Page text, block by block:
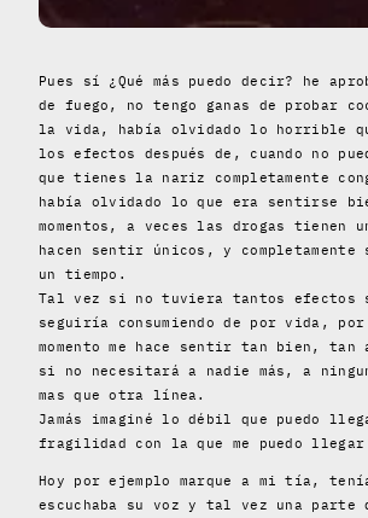
Pues sí ¿Qué más puedo decir? he
de fuego, no tengo ganas de probar
la vida, había olvidado lo horrible
los efectos después de, cuando no
que tienes la nariz completamente
había olvidado lo que era sentirse
momentos, a veces las drogas tienen
hacen sentir únicos, y completamente
un tiempo.
Tal vez si no tuviera tantos efectos
seguiría consumiendo de por vida,
momento me hace sentir tan bien, tan
si no necesitará a nadie más, a
mas que otra línea.
Jamás imaginé lo débil que puedo
fragilidad con la que me puedo llegar
Hoy por ejemplo marque a mi tía, tenía
escuchaba su voz y tal vez una parte